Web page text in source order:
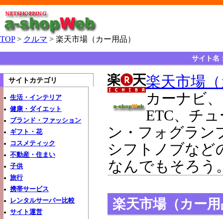
TOP> クルマ > 楽天市場（カー用品）
サイト名
サイトカテゴリ
生活・インテリア
健康・ダイエット
ブランド・ファッション
ギフト・花
コスメティック
不動産・住まい
子供
旅行
携帯サービス
レンタルサーバー比較
サイト運営
楽天市場
カーナビ
ETC、チ
ン・フォグラン
シフトノブなど
なんでもそろう
楽天市場（カー